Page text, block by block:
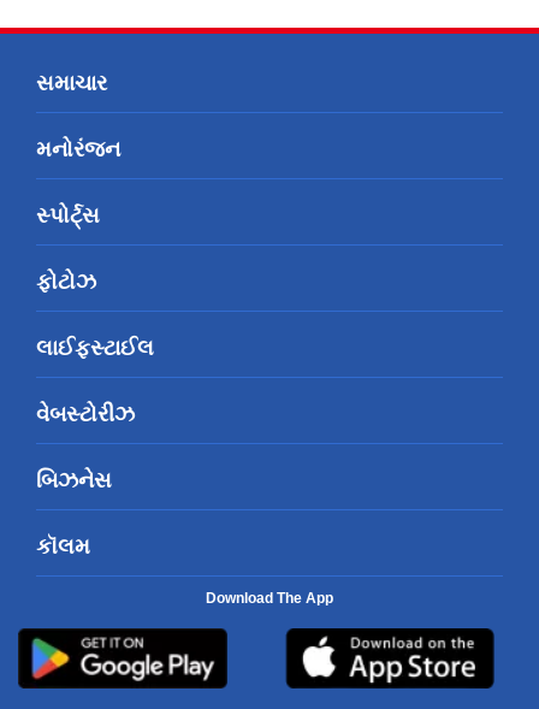
સમાચાર
મનોરંજન
સ્પોર્ટ્સ
ફોટોઝ
લાઈફસ્ટાઈલ
વેબસ્ટોરીઝ
બિઝનેસ
કૉલમ
Download The App